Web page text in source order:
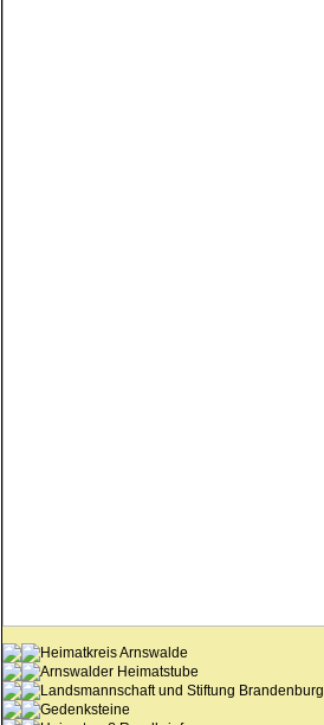
Heimatkreis Arnswalde
Arnswalder Heimatstube
Landsmannschaft und Stiftung Brandenburg
Gedenksteine